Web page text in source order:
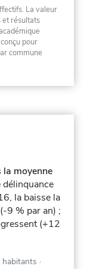
La valeur
et résultats
pour
commune
la moyenne
délinquance
la baisse la
9 % par an) ;
(+12
·